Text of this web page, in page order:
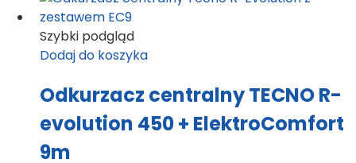
Szybki podgląd
Dodaj do koszyka
Odkurzacz centralny TECNO R-
evolution 450 + ElektroComfort
9m